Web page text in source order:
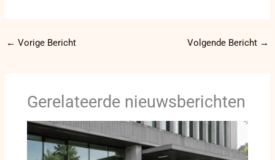
← Vorige Bericht Volgende Bericht →
Gerelateerde nieuwsberichten